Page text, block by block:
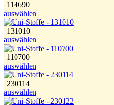
114690
auswählen
131010
auswählen
110700
auswählen
230114
auswählen